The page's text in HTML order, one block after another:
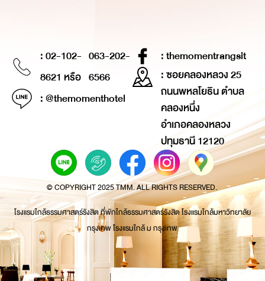
: 02-102-
8621 หรือ
063-202-
6566
: @themomenthotel
: themomentrangsit
: ซอยคลองหลวง 25
ถนนพหลโยธิน ตำบล
คลองหนึ่ง
อำเภอคลองหลวง
ปทุมธานี 12120
© COPYRIGHT 2025 TMM. ALL RIGHTS RESERVED.
โรงแรมใกล้ธรรมศาสตร์รังสิต ที่พักใกล้ธรรมศาสตร์รังสิต โรงแรมใกล้มหาวิทยาลัย
กรุงเทพ โรงแรมใกล้ ม กรุงเทพ